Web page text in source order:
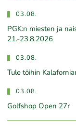
03.08.
PGK:n miesten ja
21.-23.8.2026
03.08.
Tule töihin
03.08.
Golfshop Open 27r